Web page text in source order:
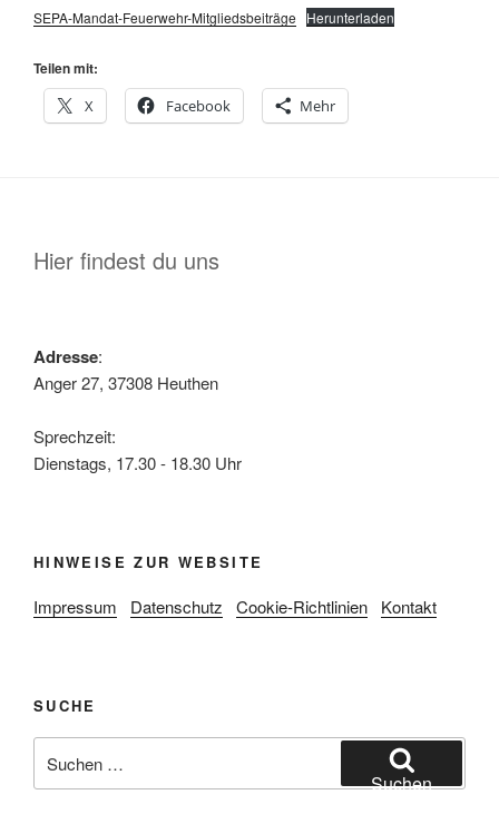
SEPA-Mandat-Feuerwehr-Mitgliedsbeiträge Herunterladen
Teilen mit:
X
Facebook Mehr
Hier findest du uns
Adresse:
Anger 27, 37308 Heuthen
Sprechzeit:
Dienstags, 17.30 - 18.30 Uhr
HINWEISE ZUR WEBSITE
Impressum Datenschutz Cookie-Richtlinien Kontakt
SUCHE
nach:
Suchen